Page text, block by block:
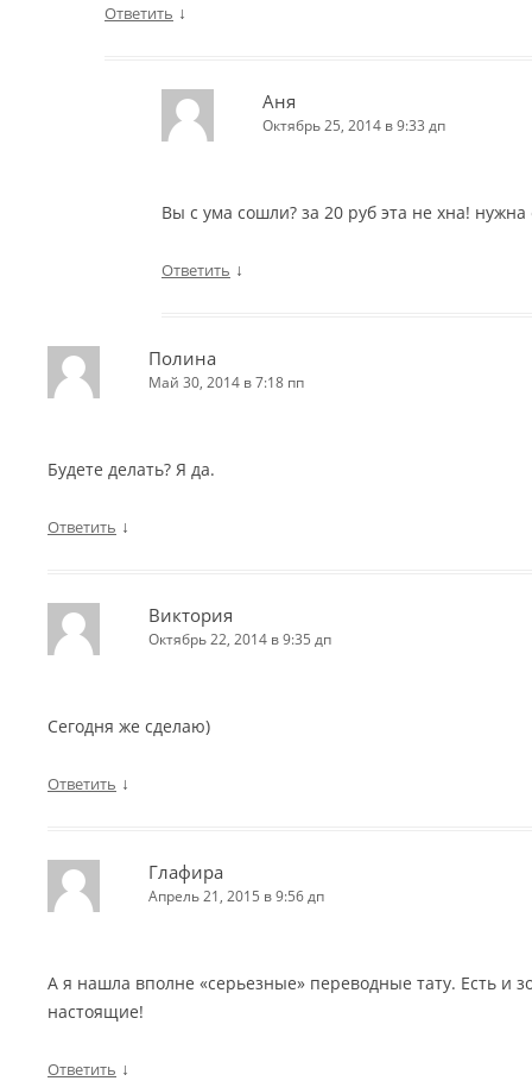
Ответить ↓
Аня
Октябрь 25, 2014 в 9:33 дп
Вы с ума сошли? за 20 руб эта не хна!
Ответить ↓
Полина
Май 30, 2014 в 7:18 пп
Будете делать? Я да.
Ответить ↓
Виктория
Октябрь 22, 2014 в 9:35 дп
Сегодня же сделаю)
Ответить ↓
Глафира
Апрель 21, 2015 в 9:56 дп
А я нашла вполне «серьезные» переводные тату. Есть и
настоящие!
Ответить ↓